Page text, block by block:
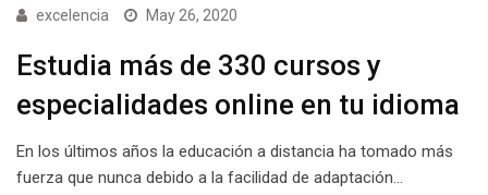
excelencia May 26, 2020
Estudia más de 330 cursos y
especialidades online en tu idioma
En los últimos años la educación a distancia ha tomado más
fuerza que nunca debido a la facilidad de adaptación…